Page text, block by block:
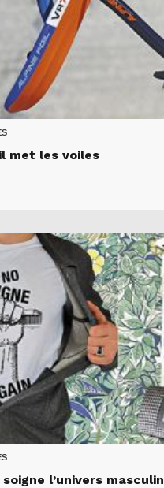
met les voiles
l’univers masculin